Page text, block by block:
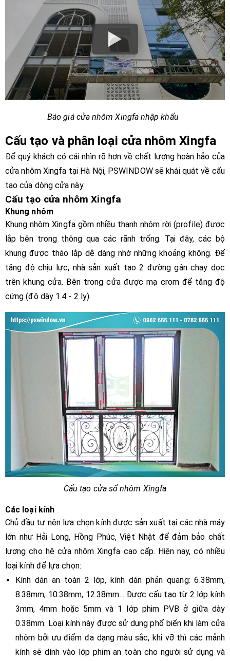
Báo giá cửa nhôm Xingfa nhập khẩu
Cấu tạo và phân loại cửa nhôm Xingfa
Để quý khách có cái nhìn rõ hơn về chất lượng hoàn hảo của
cửa nhôm Xingfa tại Hà Nội, PSWINDOW sẽ khái quát về cấu
tạo của dòng cửa này.
Cấu tạo cửa nhôm Xingfa
Khung nhôm
Khung nhôm Xingfa gồm nhiều thanh nhôm rời (profile) được
lắp bên trong thông qua các rãnh trống. Tại đây, các bộ
khung được tháo lắp dễ dàng nhờ những khoảng không. Để
tăng độ chịu lực, nhà sản xuất tạo 2 đường gân chạy dọc
trên khung cửa. Bên trong cửa được mạ crom để tăng độ
cứng (độ dày 1.4 - 2 ly).
Cấu tạo cửa sổ nhôm Xingfa
Các loại kính
Chủ đầu tư nên lựa chọn kính được sản xuất tại các nhà máy
lớn như Hải Long, Hồng Phúc, Việt Nhật để đảm bảo chất
lượng cho hệ cửa nhôm Xingfa cao cấp. Hiện nay, có nhiều
loại kính để lựa chọn:
Kính dán an toàn 2 lớp, kính dán phản quang: 6.38mm,
8.38mm, 10.38mm, 12.38mm... Được cấu tạo từ 2 lớp kính
3mm, 4mm hoặc 5mm và 1 lớp phim PVB ở giữa dày
0.38mm. Loại kính này được sử dụng phổ biến khi làm cửa
nhôm bởi ưu điểm đa dạng màu sắc, khi vỡ thì các mảnh
kính sẽ dính vào lớp phim an toàn cho người sử dụng và